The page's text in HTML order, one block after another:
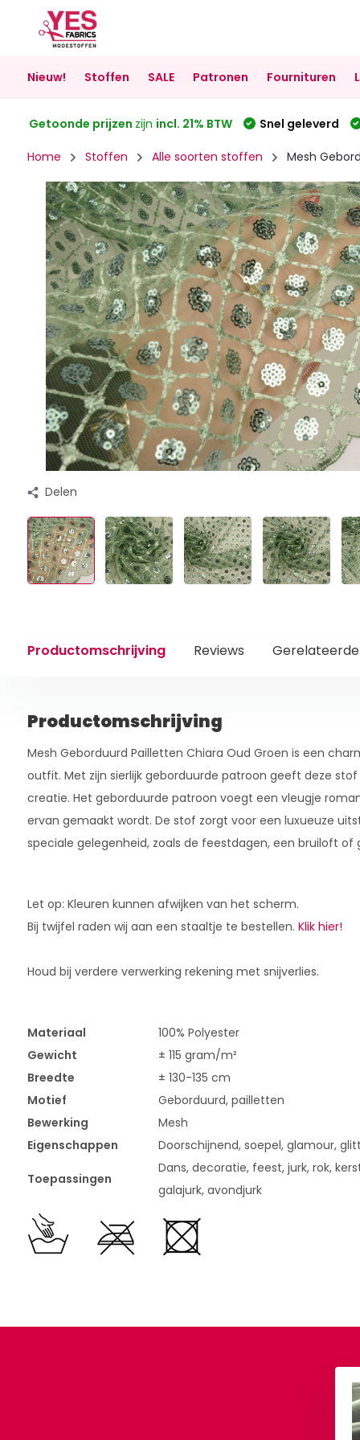
Nieuw! Stoffen SALE Patronen Fournituren
Getoonde prijzen zijn incl. 21% BTW Snel geleverd
Home Stoffen Alle soorten stoffen Mesh
Delen
Productomschrijving Reviews
Productomschrijving
Mesh Geborduurd Pailletten Chiara Oud Groen is een
outfit. Met zijn sierlijk geborduurde patroon geeft deze
creatie. Het geborduurde patroon voegt een vleugje
ervan gemaakt wordt. De stof zorgt voor een luxueuze
speciale gelegenheid, zoals de feestdagen, een bruiloft of
Let op: Kleuren kunnen afwijken van het scherm.
Bij twijfel raden wij aan een staaltje te bestellen. Klik hier!
Houd bij verdere verwerking rekening met snijverlies.
Materiaal
100% Polyester
Gewicht
± 115 gram/m²
Breedte
± 130-135 cm
Motief
Geborduurd, pailletten
Bewerking
Mesh
Eigenschappen
Doorschijnend, soepel, glamour,
Toepassingen
Dans, decoratie, feest, jurk, rok,
galajurk, avondjurk